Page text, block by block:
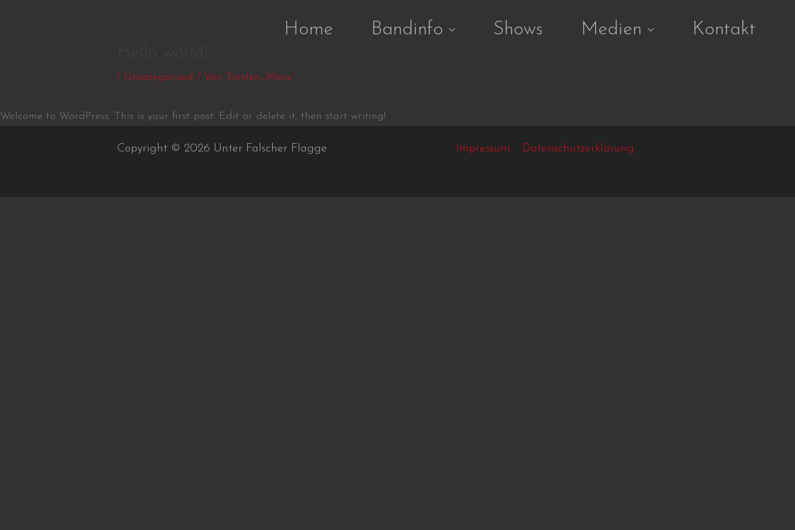
Home Bandinfo Shows Medien Kontakt
/ Uncategorized / Von Torsten_Marx
Welcome to WordPress. This is your first post. Edit or delete it, then start writing!
Copyright © 2026 Unter Falscher Flagge Impressum Datenschutzerklärung